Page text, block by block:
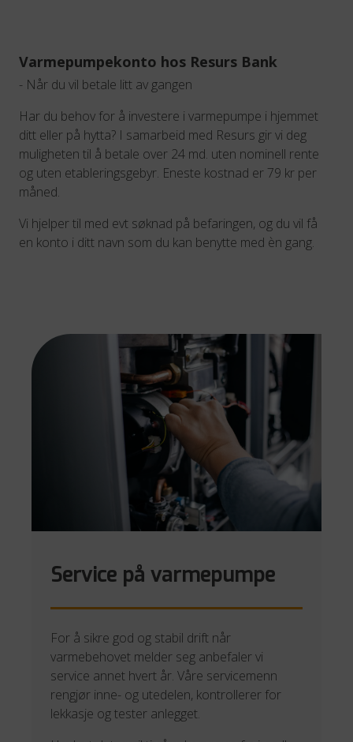
Varmepumpekonto hos Resurs Bank
- Når du vil betale litt av gangen
Har du behov for å investere i varmepumpe i hjemmet
ditt eller på hytta? I samarbeid med Resurs gir vi deg
muligheten til å betale over 24 md. uten nominell rente
og uten etableringsgebyr. Eneste kostnad er 79 kr per
måned.
Vi hjelper til med evt søknad på befaringen, og du vil få
en konto i ditt navn som du kan benytte med èn gang.
Service på varmepumpe
For å sikre god og stabil drift når
varmebehovet melder seg anbefaler vi
service annet hvert år. Våre servicemenn
rengjør inne- og utedelen, kontrollerer for
lekkasje og tester anlegget.